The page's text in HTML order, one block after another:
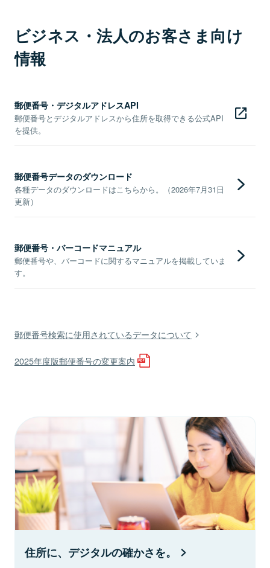
ビジネス・法人のお客さま向け
情報
郵便番号・デジタルアドレスAPI
郵便番号とデジタルアドレスから住所を取得できる公式API
を提供。
郵便番号データのダウンロード
各種データのダウンロードはこちらから。（2026年7月31日
更新）
郵便番号・バーコードマニュアル
郵便番号や、バーコードに関するマニュアルを掲載していま
す。
郵便番号検索に使用されているデータについて
2025年度版郵便番号の変更案内
住所に、デジタルの確かさを。